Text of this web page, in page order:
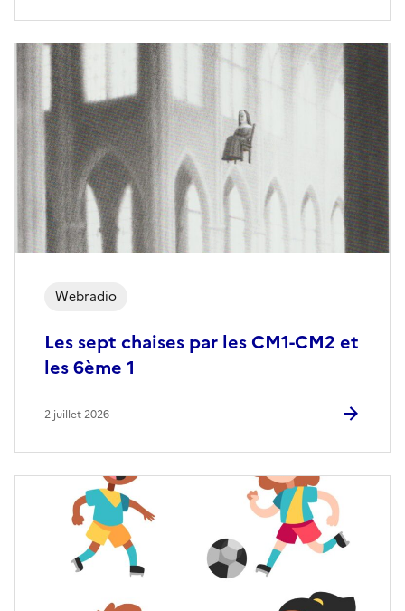
Les sept chaises par les CM1-CM2 et
les 6ème 1
Webradio
2 juillet 2026